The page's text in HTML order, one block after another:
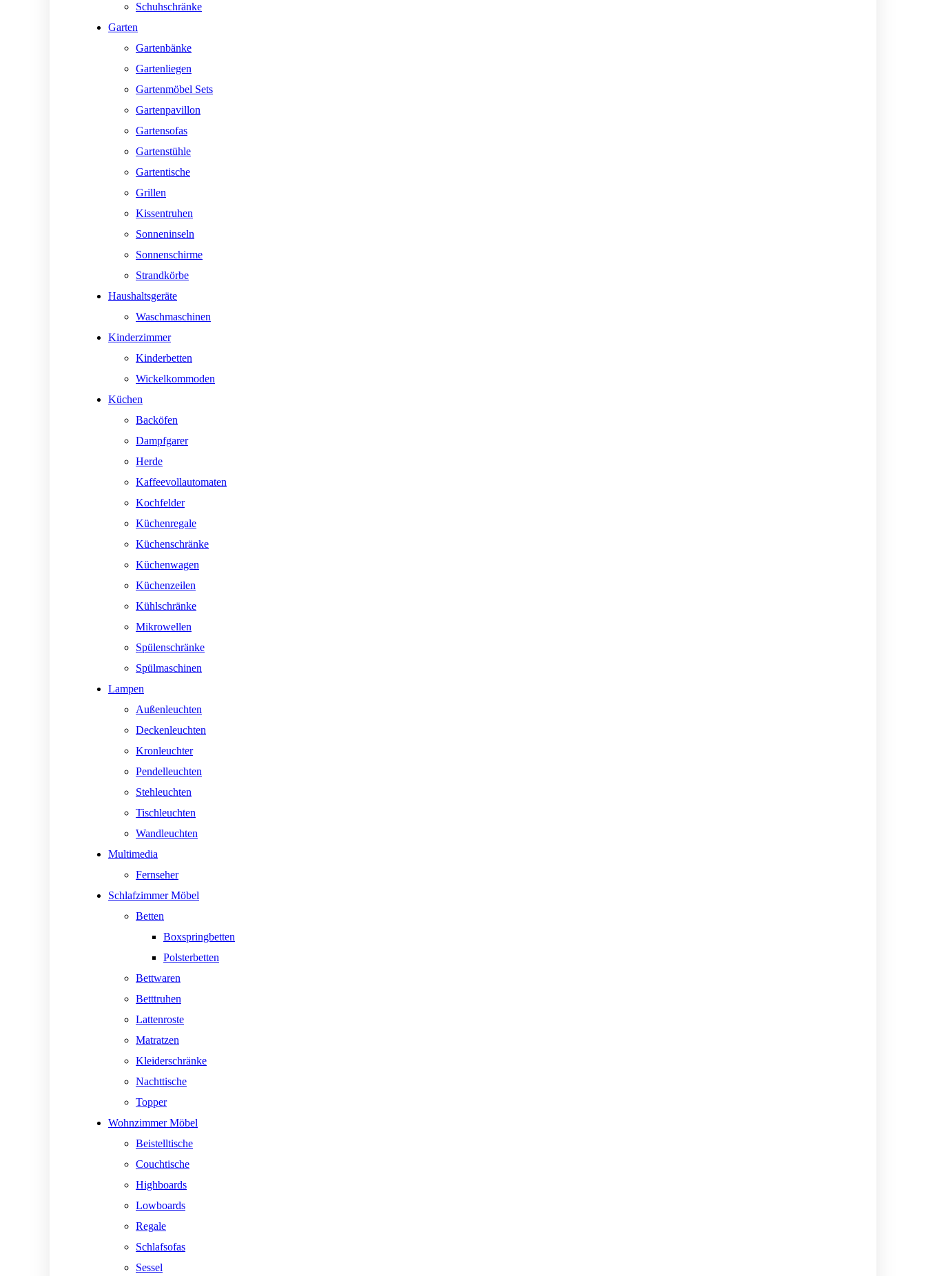
Schuhschränke
Garten
Gartenbänke
Gartenliegen
Gartenmöbel Sets
Gartenpavillon
Gartensofas
Gartenstühle
Gartentische
Grillen
Kissentruhen
Sonneninseln
Sonnenschirme
Strandkörbe
Haushaltsgeräte
Waschmaschinen
Kinderzimmer
Kinderbetten
Wickelkommoden
Küchen
Backöfen
Dampfgarer
Herde
Kaffeevollautomaten
Kochfelder
Küchenregale
Küchenschränke
Küchenwagen
Küchenzeilen
Kühlschränke
Mikrowellen
Spülenschränke
Spülmaschinen
Lampen
Außenleuchten
Deckenleuchten
Kronleuchter
Pendelleuchten
Stehleuchten
Tischleuchten
Wandleuchten
Multimedia
Fernseher
Schlafzimmer Möbel
Betten
Boxspringbetten
Polsterbetten
Bettwaren
Betttruhen
Lattenroste
Matratzen
Kleiderschränke
Nachttische
Topper
Wohnzimmer Möbel
Beistelltische
Couchtische
Highboards
Lowboards
Regale
Schlafsofas
Sessel